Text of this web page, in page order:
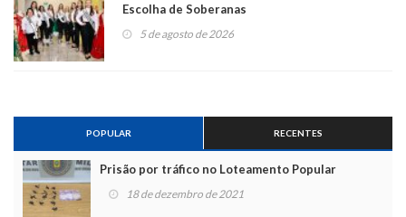
Escolha de Soberanas
5 de agosto de 2026
POPULAR RECENTES
Prisão por tráfico no Loteamento Popular
18 de dezembro de 2021